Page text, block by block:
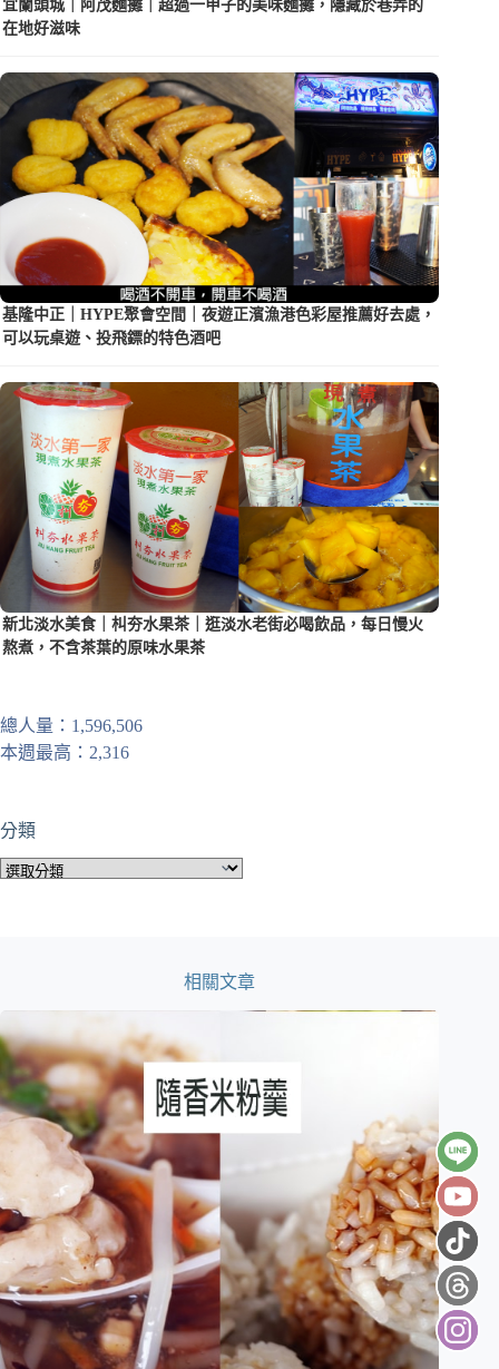
宜蘭頭城｜阿茂麵攤｜超過一甲子的美味麵攤，隱藏於巷弄的
在地好滋味
基隆中正｜HYPE聚會空間｜夜遊正濱漁港色彩屋推薦好去處，
可以玩桌遊、投飛鏢的特色酒吧
新北淡水美食｜朻夯水果茶｜逛淡水老街必喝飲品，每日慢火
熬煮，不含茶葉的原味水果茶
總人量：1,596,506
本週最高：2,316
分類
分
相關文章